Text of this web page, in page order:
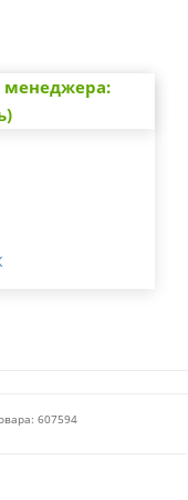
менеджера:
607594